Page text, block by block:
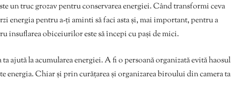
un truc grozav pentru conservarea energiei. Când transformi ceva
energia pentru a-ți aminti să faci asta și, mai important, pentru a
insuflarea obiceiurilor este să începi cu pași de mici.
ajută la acumularea energiei. A fi o persoană organizată evită haosul
energia. Chiar și prin curățarea și organizarea biroului din camera ta